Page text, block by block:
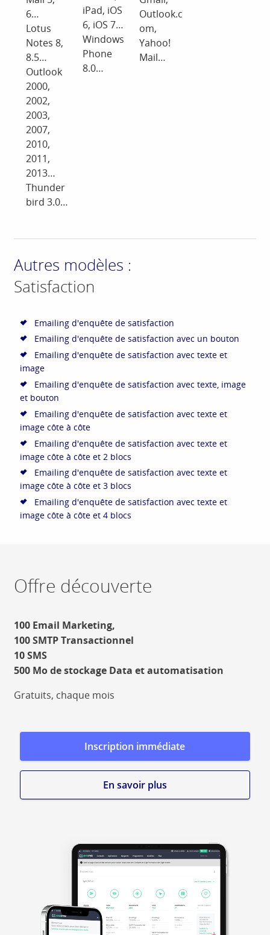
6…
Lotus
Notes 8,
8.5…
Outlook
2000,
2002,
2003,
2007,
2010,
2011,
2013…
Thunder
bird 3.0…
iPad, iOS
6, iOS 7…
Windows
Phone
8.0…
Outlook.c
om,
Yahoo!
Mail…
Autres modèles :
Satisfaction
Emailing d'enquête de satisfaction
Emailing d'enquête de satisfaction avec un bouton
Emailing d'enquête de satisfaction avec texte et
image
Emailing d'enquête de satisfaction avec texte, image
et bouton
Emailing d'enquête de satisfaction avec texte et
image côte à côte
Emailing d'enquête de satisfaction avec texte et
image côte à côte et 2 blocs
Emailing d'enquête de satisfaction avec texte et
image côte à côte et 3 blocs
Emailing d'enquête de satisfaction avec texte et
image côte à côte et 4 blocs
Offre découverte
100 Email Marketing,
100 SMTP Transactionnel
10 SMS
500 Mo de stockage Data et automatisation
Gratuits, chaque mois
Inscription immédiate
En savoir plus